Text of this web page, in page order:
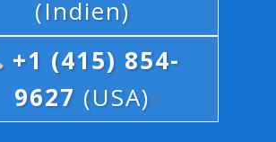
(Indien)
+1 (415) 854-
9627 (USA)